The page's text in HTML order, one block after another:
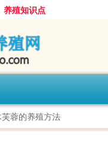
养殖知识点
芙蓉的养殖方法